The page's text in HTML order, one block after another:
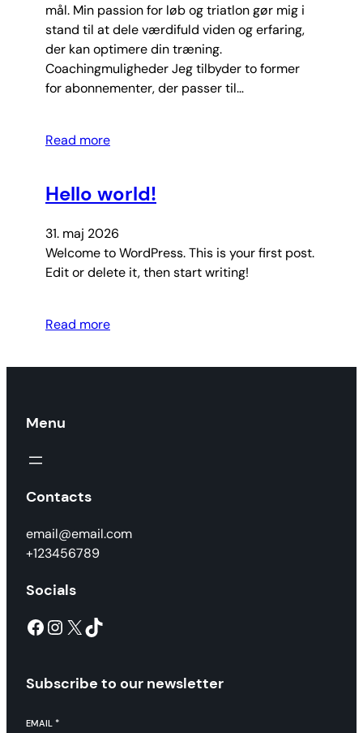
mål. Min passion for løb og triatlon gør mig i
stand til at dele værdifuld viden og erfaring,
der kan optimere din træning.
Coachingmuligheder Jeg tilbyder to former
for abonnementer, der passer til…
Read more
Hello world!
31. maj 2026
Welcome to WordPress. This is your first post.
Edit or delete it, then start writing!
Read more
Menu
Contacts
email@email.com
+123456789
Socials
Facebook Instagram X TikTok
Subscribe to our newsletter
EMAIL *